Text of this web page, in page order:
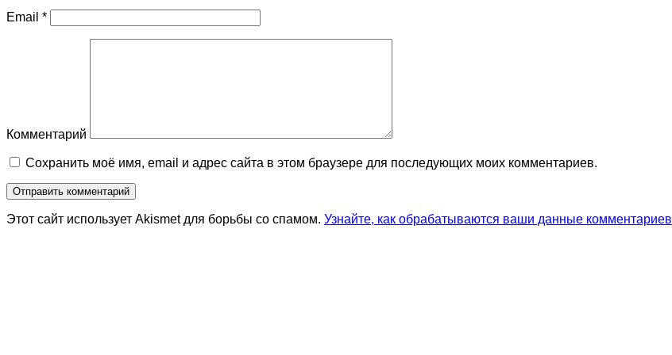
Email *
Комментарий
Сохранить моё имя, email и адрес сайта в этом браузере для последующих моих комментариев.
Этот сайт использует Akismet для борьбы со спамом. Узнайте, как обрабатываются ваши данные комментариев